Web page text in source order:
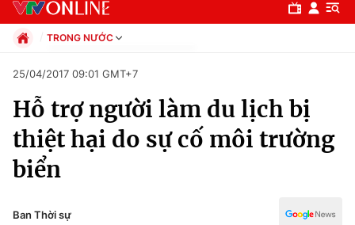
Chuyên mục
Chính trị
TRONG NƯỚC
Xã hội
Pháp luật
Kinh tế
Thể thao
Truyền hình
25/04/2017 09:01 GMT+7
Hỗ trợ người làm du lịch bị
thiệt hại do sự cố môi trường
biển
Ban Thời sự